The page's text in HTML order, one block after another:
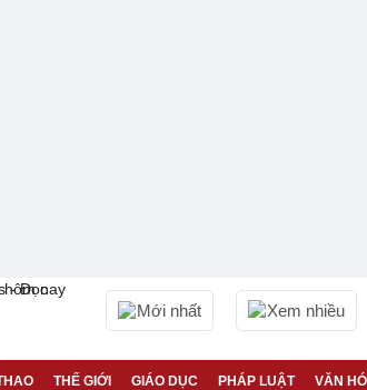
Mới nhất Xem nhiều
THẾ GIỚI GIÁO DỤC PHÁP LUẬT VĂN